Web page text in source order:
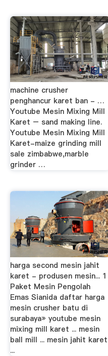
machine crusher
penghancur karet ban - …
Youtube Mesin Mixing Mill
Karet – sand making line.
Youtube Mesin Mixing Mill
Karet-maize grinding mill
sale zimbabwe,marble
grinder …
harga second mesin jahit
karet - produsen mesin... 1
Paket Mesin Pengolah
Emas Sianida daftar harga
mesin crusher batu di
surabaya» youtube mesin
mixing mill karet ... mesin
ball mill ... mesin jahit karet
...